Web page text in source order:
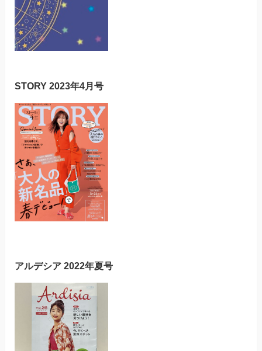
STORY 2023年4月号
アルデシア 2022年夏号